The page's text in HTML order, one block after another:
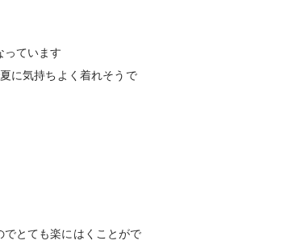
っています
に気持ちよく着れそうで
とても楽にはくことがで